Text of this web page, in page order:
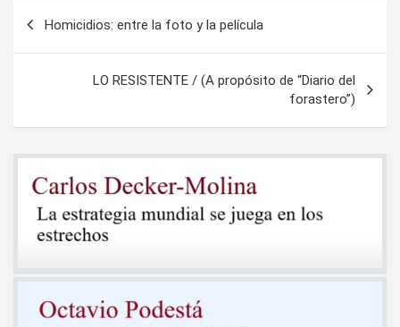
entradas
Homicidios: entre la foto y la película
LO RESISTENTE / (A propósito de “Diario del
forastero”)